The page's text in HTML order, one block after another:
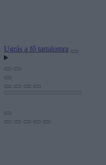
Ugrás a fő tartalomra